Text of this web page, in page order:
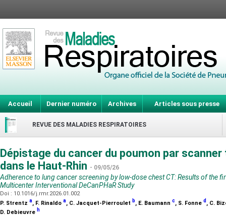
Accueil Dernier numéro Archives Articles sous presse
REVUE DES MALADIES RESPIRATOIRES
Dépistage du cancer du poumon par
dans le Haut-Rhin - 09/05/26
Adherence to lung cancer screening by low-dose chest CT: Results of the
Multicenter Interventional DeCanPHaR Study
Doi : 10.1016/j.rmr.2026.01.002
P. Strentz a, F. Rinaldo a, C. Jacquet-Pierroulet b, E. Baumann c, S. Fonne d , C.
D. Debieuvre h